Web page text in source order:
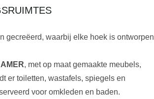
gecreëerd, waarbij elke hoek is ontworpen
, met op maat gemaakte meubels,
er toiletten, wastafels, spiegels en
voor omkleden en baden.